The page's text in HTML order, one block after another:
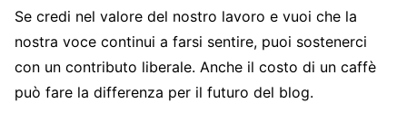
Se credi nel valore del nostro lavoro e vuoi che la
nostra voce continui a farsi sentire, puoi sostenerci
con un contributo liberale. Anche il costo di un caffè
può fare la differenza per il futuro del blog.